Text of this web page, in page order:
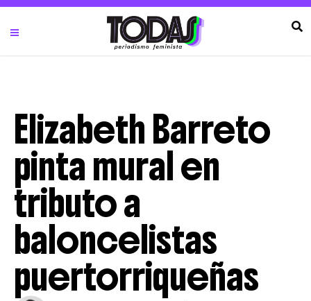
Elizabeth Barreto
pinta mural en
tributo a
baloncelistas
puertorriqueñas